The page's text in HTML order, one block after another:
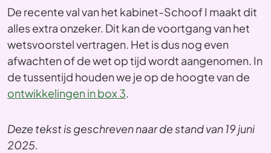
De recente val van het kabinet-Schoof I maakt dit
alles extra onzeker. Dit kan de voortgang van het
wetsvoorstel vertragen. Het is dus nog even
afwachten of de wet op tijd wordt aangenomen. In
de tussentijd houden we je op de hoogte van de
ontwikkelingen in box 3.
Deze tekst is geschreven naar de stand van 19 juni
2025.